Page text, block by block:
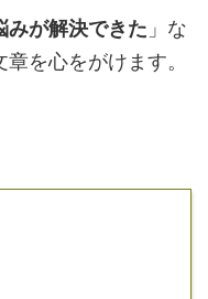
みが解決できた 」な
を心をがけます。